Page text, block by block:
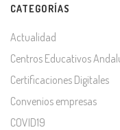
CATEGORÍAS
Actualidad
Centros Educativos
Certificaciones Digitales
Convenios empresas
COVID19